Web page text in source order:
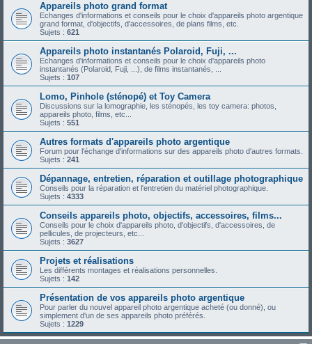
Appareils photo grand format
Echanges d'informations et conseils pour le choix d'appareils photo argentique
grand format, d'objectifs, d'accessoires, de plans films, etc.
Sujets : 621
Appareils photo instantanés Polaroid, Fuji, ...
Echanges d'informations et conseils pour le choix d'appareils photo
instantanés (Polaroid, Fuji, ...), de films instantanés, ...
Sujets : 107
Lomo, Pinhole (sténopé) et Toy Camera
Discussions sur la lomographie, les sténopés, les toy camera: photos,
appareils photo, films, etc...
Sujets : 551
Autres formats d'appareils photo argentique
Forum pour l'échange d'informations sur des appareils photo d'autres formats.
Sujets : 241
Dépannage, entretien, réparation et outillage photographique
Conseils pour la réparation et l'entretien du matériel photographique.
Sujets : 4333
Conseils appareils photo, objectifs, accessoires, films...
Conseils pour le choix d'appareils photo, d'objectifs, d'accessoires, de
pellicules, de projecteurs, etc...
Sujets : 3627
Projets et réalisations
Les différents montages et réalisations personnelles.
Sujets : 142
Présentation de vos appareils photo argentique
Pour parler du nouvel appareil photo argentique acheté (ou donné), ou
simplement d'un de ses appareils photo préférés.
Sujets : 1229